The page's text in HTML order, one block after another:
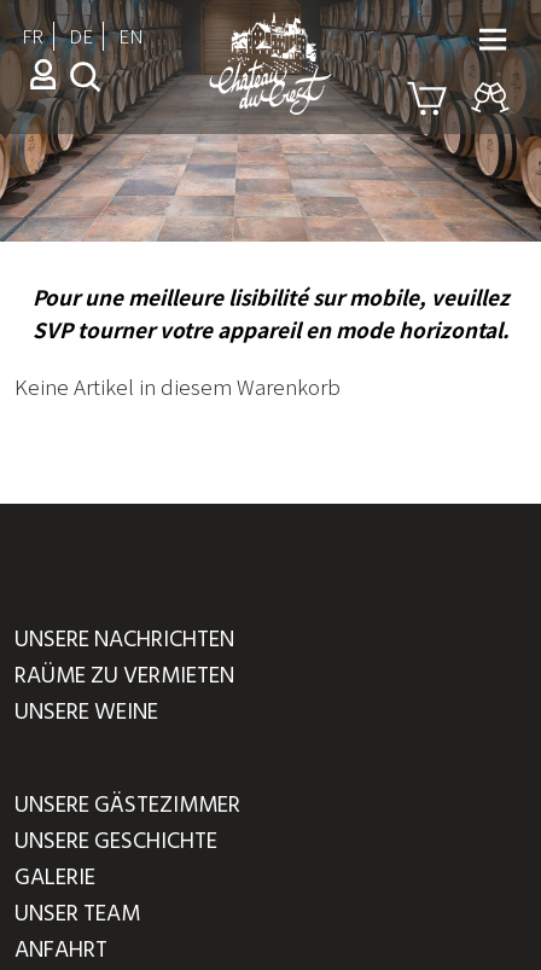
FR DE EN
Pour une meilleure lisibilité sur mobile, veuillez
SVP tourner votre appareil en mode horizontal.
Keine Artikel in diesem Warenkorb
UNSERE NACHRICHTEN
RAÜME ZU VERMIETEN
UNSERE WEINE
UNSERE GÄSTEZIMMER
UNSERE GESCHICHTE
GALERIE
UNSER TEAM
ANFAHRT